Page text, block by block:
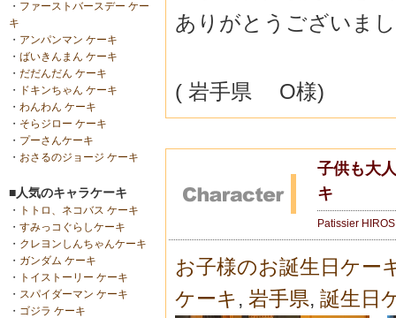
・ ファーストバースデー ケー
キ
・ アンパンマン ケーキ
・ ばいきんまん ケーキ
・ だだんだん ケーキ
・
ドキンちゃん ケーキ
・ わんわん ケーキ
・ そらジロー ケーキ
・ プーさんケーキ
・ おさるのジョージ ケーキ
■人気のキャラケーキ
・
トトロ、ネコバス ケーキ
・ すみっコぐらしケーキ
・ クレヨンしんちゃんケーキ
・ ガンダム ケーキ
・
トイストーリー ケーキ
・ スパイダーマン ケーキ
・ ゴジラ ケーキ
ありがとうございま
( 岩手県 O様)
子供も大
キ
Patissier
お子様のお誕生日ケー
ケーキ , 岩手県, 誕生日